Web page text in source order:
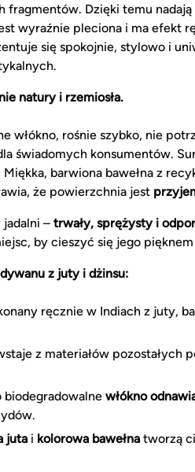
Dzięki temu nadają
wyraźnie pleciona i ma efekt
się spokojnie, stylowo i
natury i rzemiosła.
włókno, rośnie szybko, nie
świadomych konsumentów.
Miękka, barwiona bawełna z
że powierzchnia jest
jadalni – trwały, sprężysty i
by cieszyć się jego pięknem
z juty i dżinsu:
ręcznie w Indiach z juty,
z materiałów pozostałych
włókno
juta i kolorowa bawełna tworzą